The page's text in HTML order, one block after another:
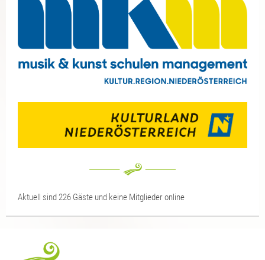
Aktuell sind 226 Gäste und keine Mitglieder online